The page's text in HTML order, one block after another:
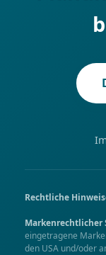
Rechtliche
Markenrechtlicher
eingetragene
den USA und/oder